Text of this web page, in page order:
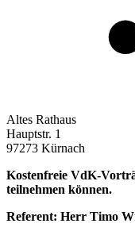
Altes Rathaus
Hauptstr. 1
97273 Kürnach
Kostenfreie VdK-
teilnehmen können.
Referent: Herr Timo